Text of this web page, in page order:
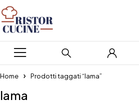
Home Prodotti taggati “lama”
lama